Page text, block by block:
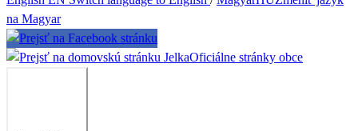
na Magyar
JelkaOficiálne stránky obce